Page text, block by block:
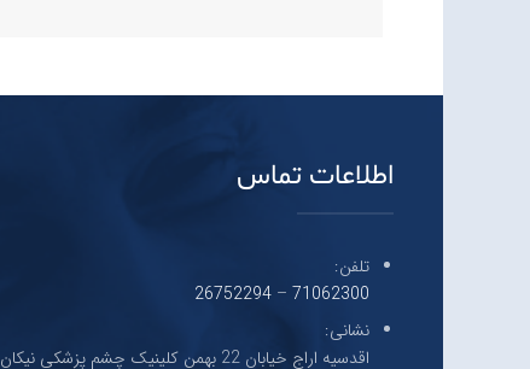
اطلاعات تماس
تلفن:
71062300
–
26752294
نشانی:
اقدسیه اراج خیابان 22 بهمن کلینیک چشم پزشکی نیکان